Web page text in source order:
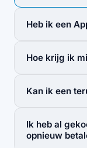
Heb ik een
vereist een
Hoe krijg ik
activeer
Kan ik een
terugbetaling
Ik heb al
opnieuw